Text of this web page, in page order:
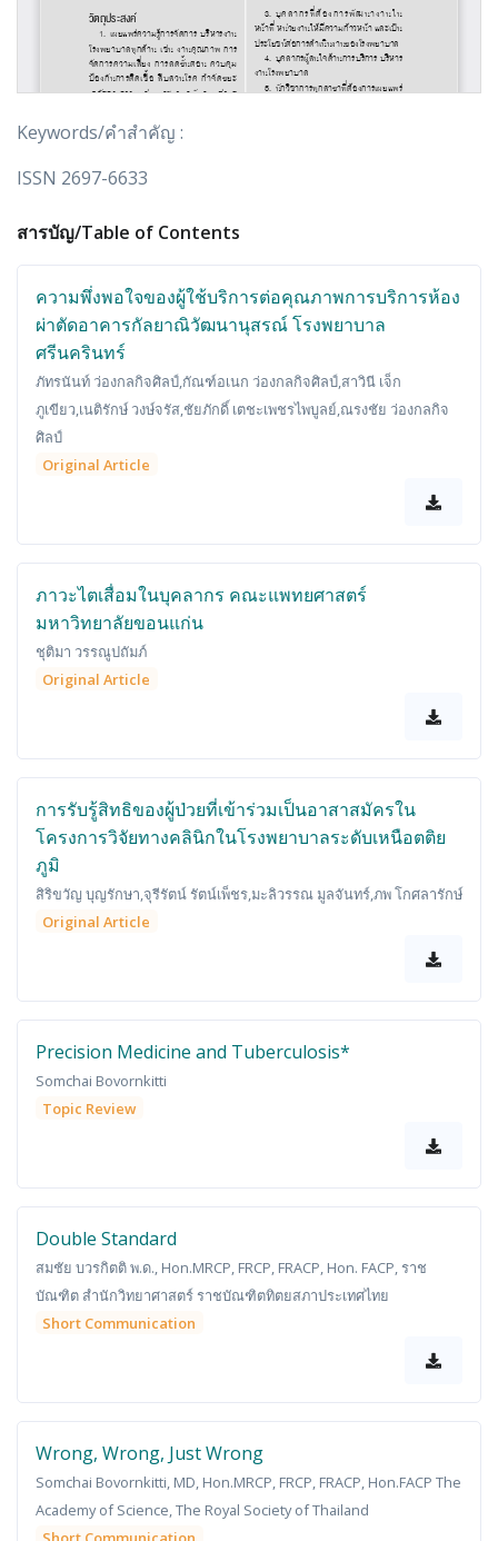
Keywords/คำสำคัญ :
ISSN 2697-6633
สารบัญ/Table of Contents
ความพึ่งพอใจของผู้ใช้บริการต่อคุณภาพการบริการห้อง
ผ่าตัดอาคารกัลยาณิวัฒนานุสรณ์ โรงพยาบาล
ศรีนครินทร์
ภัทรนันท์ ว่องกลกิจศิลป์,กัณฑ์อเนก ว่องกลกิจศิลป์,สาวินี เจ็ก
ภูเขียว,เนติรักษ์ วงษ์จรัส,ชัยภักดิ์ เตชะเพชรไพบูลย์,ณรงชัย ว่องกลกิจ
ศิลป์
Original Article
ภาวะไตเสื่อมในบุคลากร คณะแพทยศาสตร์
มหาวิทยาลัยขอนแก่น
ชุติมา วรรณูปถัมภ์
Original Article
การรับรู้สิทธิของผู้ป่วยที่เข้าร่วมเป็นอาสาสมัครใน
โครงการวิจัยทางคลินิกในโรงพยาบาลระดับเหนือตติย
ภูมิ
สิริขวัญ บุญรักษา,จุรีรัตน์ รัตน์เพ็ชร,มะลิวรรณ มูลจันทร์,ภพ โกศลารักษ์
Original Article
Precision Medicine and Tuberculosis*
Somchai Bovornkitti
Topic Review
Double Standard
สมชัย บวรกิตติ พ.ด., Hon.MRCP, FRCP, FRACP, Hon. FACP, ราช
บัณฑิต สำนักวิทยาศาสตร์ ราชบัณฑิตทิตยสภาประเทศไทย
Short Communication
Wrong, Wrong, Just Wrong
Somchai Bovornkitti, MD, Hon.MRCP, FRCP, FRACP, Hon.FACP The
Academy of Science, The Royal Society of Thailand